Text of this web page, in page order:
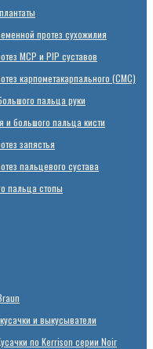
протез сухожилия
MCP и PIP суставов
карпометакарпального (СМС)
пальца руки
и большого пальца кисти
запястья
пальцевого сустава
пальца стопы
и выкусыватели
по Kerrison серии Noir